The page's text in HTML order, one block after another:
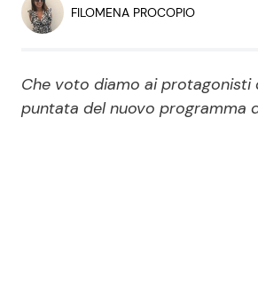
News dal mondoFILOMENA PROCOPIO
Che voto diamo ai protagonisti
puntata del nuovo programma